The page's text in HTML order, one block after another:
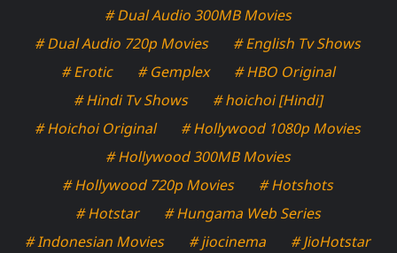
# Dual Audio 300MB Movies
# Dual Audio 720p Movies
# English Tv Shows
# Erotic
# Gemplex
# HBO Original
# Hindi Tv Shows
# hoichoi [Hindi]
# Hoichoi Original
# Hollywood 1080p Movies
# Hollywood 300MB Movies
# Hollywood 720p Movies
# Hotshots
# Hotstar
# Hungama Web Series
# Indonesian Movies
# jiocinema
# JioHotstar